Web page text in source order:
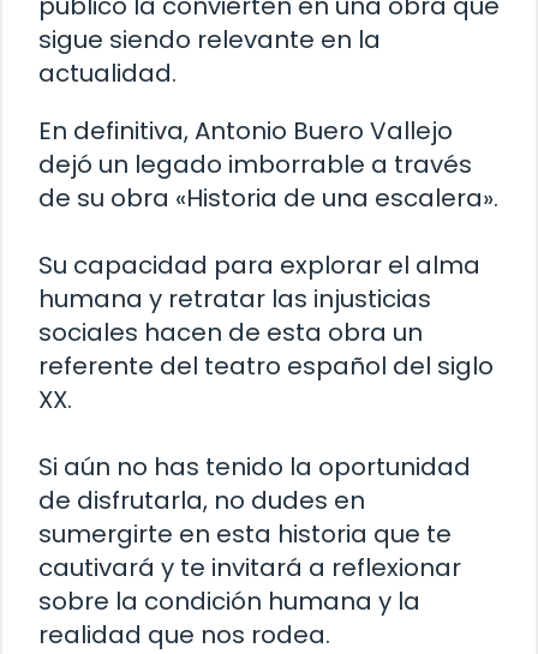
sigue siendo relevante en la
actualidad.
En definitiva, Antonio Buero Vallejo
dejó un legado imborrable a través
de su obra «Historia de una escalera».
Su capacidad para explorar el alma
humana y retratar las injusticias
sociales hacen de esta obra un
referente del teatro español del siglo
XX.
Si aún no has tenido la oportunidad
de disfrutarla, no dudes en
sumergirte en esta historia que te
cautivará y te invitará a reflexionar
sobre la condición humana y la
realidad que nos rodea.